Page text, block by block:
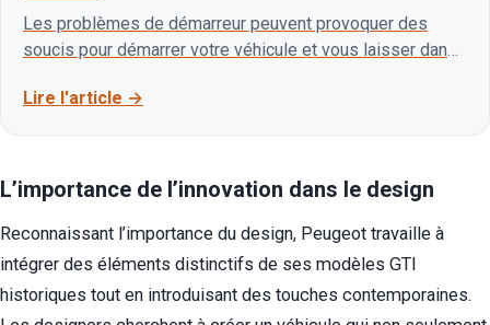
Les problèmes de démarreur peuvent provoquer des
soucis pour démarrer votre véhicule et vous laisser dans
Lire l'article
L’importance de l’innovation dans le design
Reconnaissant l’importance du design, Peugeot travaille à
intégrer des éléments distinctifs de ses modèles GTI
historiques tout en introduisant des touches contemporaines.